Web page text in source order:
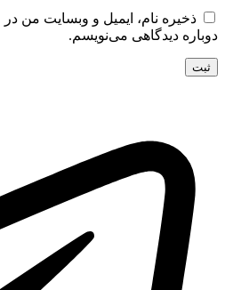
ذخیره نام، ایمیل و وبسایت من
دوباره دیدگاهی می‌نویسم.